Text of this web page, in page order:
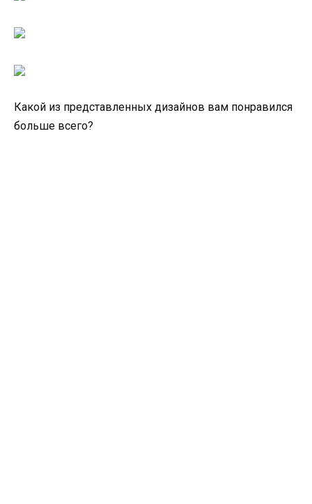
Какой из представленных дизайнов вам понравился
больше всего?